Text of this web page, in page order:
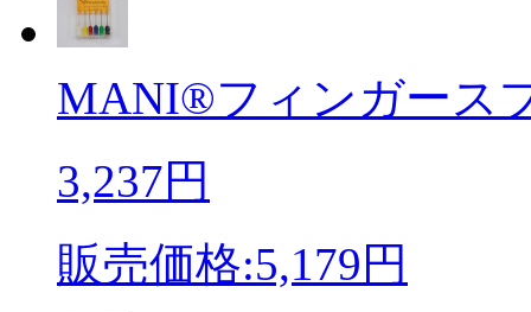
MANI®フィンガース
3,237円
販売価格:5,179円